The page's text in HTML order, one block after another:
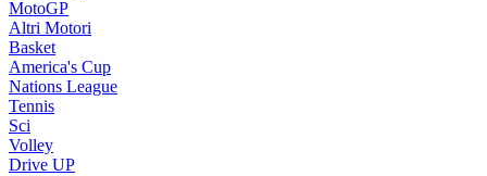
MotoGP
Altri Motori
Basket
America's Cup
Nations League
Tennis
Sci
Volley
Drive UP